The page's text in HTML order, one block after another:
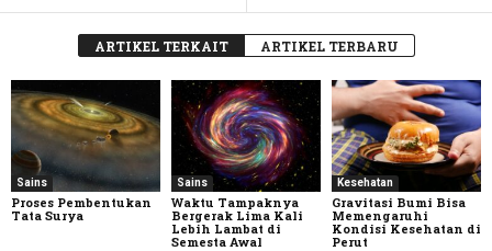
ARTIKEL TERKAIT ARTIKEL TERBARU
Sains
Proses Pembentukan
Tata Surya
Sains
Waktu Tampaknya
Bergerak Lima Kali
Lebih Lambat di
Semesta Awal
Kesehatan
Gravitasi Bumi Bisa
Memengaruhi
Kondisi Kesehatan di
Perut